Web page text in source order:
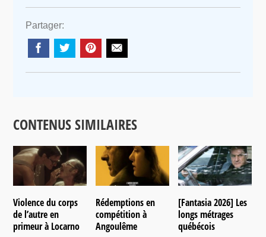
Partager:
CONTENUS SIMILAIRES
Violence du corps
de l’autre en
primeur à Locarno
Rédemptions en
compétition à
Angoulême
[Fantasia 2026] Les
longs métrages
québécois